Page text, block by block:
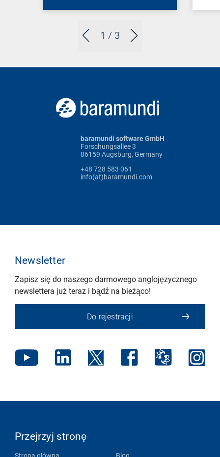
1 / 3
baramundi software GmbH
Forschungsallee 3
86159 Augsburg, Germany
+48 728 583 061
info(at)baramundi.com
Newsletter
Zapisz się do naszego darmowego anglojęzycznego
newslettera już teraz i bądź na bieżąco!
Do rejestracji
Przejrzyj stronę
Strona główna Blog